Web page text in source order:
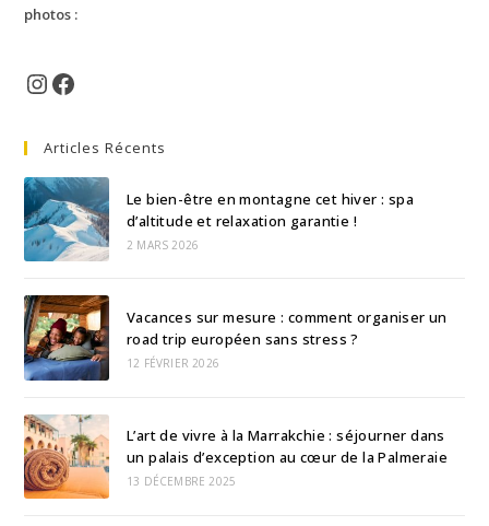
photos :
Instagram
Facebook
Articles Récents
Le bien-être en montagne cet hiver : spa
d’altitude et relaxation garantie !
2 MARS 2026
Vacances sur mesure : comment organiser un
road trip européen sans stress ?
12 FÉVRIER 2026
L’art de vivre à la Marrakchie : séjourner dans
un palais d’exception au cœur de la Palmeraie
13 DÉCEMBRE 2025